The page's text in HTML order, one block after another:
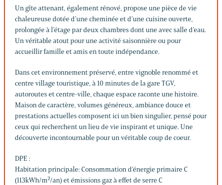
Un gîte attenant, également rénové, propose une pièce de vie
chaleureuse dotée d’une cheminée et d’une cuisine ouverte,
prolongée à l’étage par deux chambres dont une avec salle d’eau.
Un véritable atout pour une activité saisonnière ou pour
accueillir famille et amis en toute indépendance.
Dans cet environnement préservé, entre vignoble renommé et
centre village touristique, à 10 minutes de la gare TGV,
autoroutes et centre-ville, chaque espace raconte une histoire.
Maison de caractère, volumes généreux, ambiance douce et
prestations actuelles composent ici un bien singulier, pensé pour
ceux qui recherchent un lieu de vie inspirant et unique. Une
découverte incontournable pour un véritable coup de coeur.
DPE :
Habitation principale: Consommation d’énergie primaire C
(113kWh/m²/an) et émissions gaz à effet de serre C